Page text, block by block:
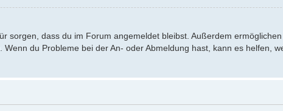
sorgen, dass du im Forum angemeldet bleibst. Außerdem
du Probleme bei der An- oder Abmeldung hast, kann es helfen,